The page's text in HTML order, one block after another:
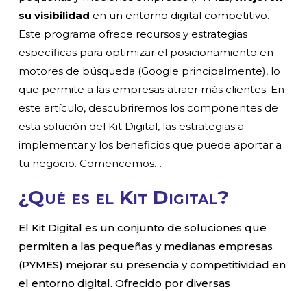
su visibilidad en un entorno digital competitivo.
Este programa ofrece recursos y estrategias
específicas para optimizar el posicionamiento en
motores de búsqueda (Google principalmente), lo
que permite a las empresas atraer más clientes. En
este artículo, descubriremos los componentes de
esta solución del Kit Digital, las estrategias a
implementar y los beneficios que puede aportar a
tu negocio. Comencemos…
¿Qué es el Kit Digital?
El Kit Digital es un conjunto de soluciones que
permiten a las pequeñas y medianas empresas
(PYMES) mejorar su presencia y competitividad en
el entorno digital. Ofrecido por diversas